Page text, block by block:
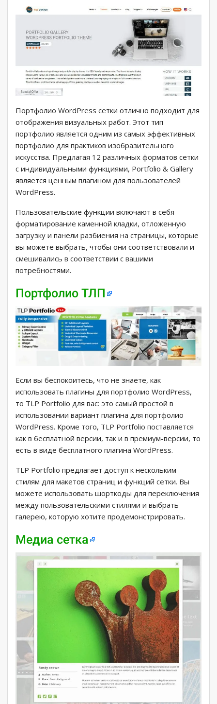
Портфолио WordPress сетки отлично подходит для
отображения визуальных работ. Этот тип
портфолио является одним из самых эффективных
портфолио для практиков изобразительного
искусства. Предлагая 12 различных форматов сетки
с индивидуальными функциями, Portfolio & Gallery
является ценным плагином для пользователей
WordPress.
Пользовательские функции включают в себя
форматирование каменной кладки, отложенную
загрузку и панели разбиения на страницы, которые
вы можете выбрать, чтобы они соответствовали и
смешивались в соответствии с вашими
потребностями.
Портфолио ТЛП
Если вы беспокоитесь, что не знаете, как
использовать плагины для портфолио WordPress,
то TLP Portfolio для вас: это самый простой в
использовании вариант плагина для портфолио
WordPress. Кроме того, TLP Portfolio поставляется
как в бесплатной версии, так и в премиум-версии, то
есть в виде бесплатного плагина WordPress.
TLP Portfolio предлагает доступ к нескольким
стилям для макетов страниц и функций сетки. Вы
можете использовать шорткоды для переключения
между пользовательскими стилями и выбрать
галерею, которую хотите продемонстрировать.
Медиа сетка